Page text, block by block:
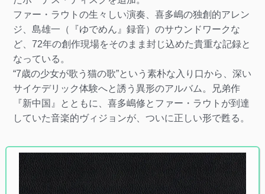
ファー・ラウトの生々しい演奏、喜多嶋の独創的アレン
ジ、島雄一（『ゆでめん』録音）のサウンドワークな
ど、72年の創作現場をそのまま封じ込めた貴重な記録と
なっている。
“7歳の少女が歌う猫の歌”という素朴な入り口から、深い
サイケデリック体験へと誘う異形のアルバム。兄弟作
『新中国』とともに、喜多嶋修とファー・ラウトが到達
していた音楽的ヴィジョンが、ついに正しい形で甦る。